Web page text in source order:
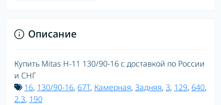
Описание
Купить Mitas H-11 130/90-16 с доставкой по России
и СНГ
16, 130/90-16, 67T, Камерная, Задняя, 3, 129, 640,
2.3, 190